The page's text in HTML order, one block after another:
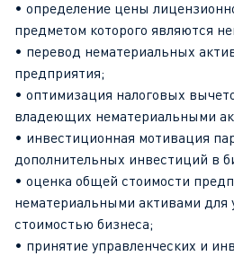
• определение цены
предметом которого являются
• перевод нематериальных
предприятия;
• оптимизация налоговых
владеющих нематериальными
• инвестиционная мотивация
дополнительных инвестиций в
• оценка общей стоимости
нематериальными активами для
стоимостью бизнеса;
• принятие управленческих и